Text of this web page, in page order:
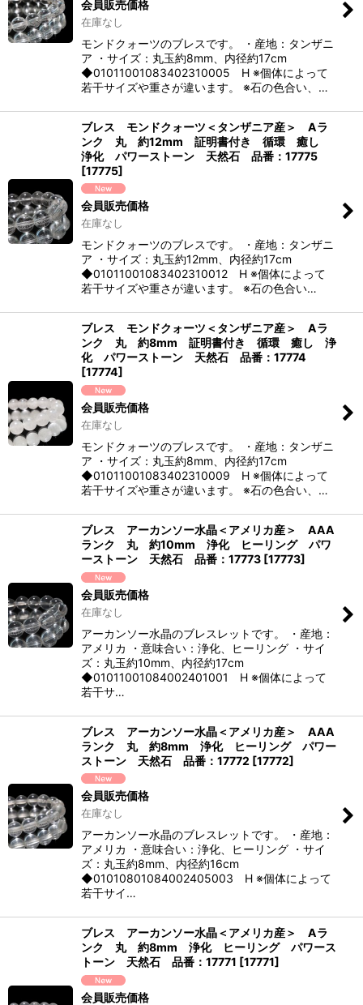
会員販売価格
在庫なし
モンドクォーツのブレスです。 ・産地：タンザニ
ア ・サイズ：丸玉約8mm、内径約17cm
◆01011001083402310005 H ※個体によって
若干サイズや重さが違います。 ※石の色合い、…
ブレス モンドクォーツ＜タンザニア産＞ Aラ
ンク 丸 約12mm 証明書付き 循環 癒し
浄化 パワーストーン 天然石 品番：17775
[17775]
会員販売価格
在庫なし
モンドクォーツのブレスです。 ・産地：タンザニ
ア ・サイズ：丸玉約12mm、内径約17cm
◆01011001083402310012 H ※個体によって
若干サイズや重さが違います。 ※石の色合い…
ブレス モンドクォーツ＜タンザニア産＞ Aラ
ンク 丸 約8mm 証明書付き 循環 癒し 浄
化 パワーストーン 天然石 品番：17774
[17774]
会員販売価格
在庫なし
モンドクォーツのブレスです。 ・産地：タンザニ
ア ・サイズ：丸玉約8mm、内径約17cm
◆01011001083402310009 H ※個体によって
若干サイズや重さが違います。 ※石の色合い、…
ブレス アーカンソー水晶＜アメリカ産＞ AAA
ランク 丸 約10mm 浄化 ヒーリング パワ
ーストーン 天然石 品番：17773 [17773]
会員販売価格
在庫なし
アーカンソー水晶のブレスレットです。 ・産地：
アメリカ ・意味合い：浄化、ヒーリング ・サイ
ズ：丸玉約10mm、内径約17cm
◆01011001084002401001 H ※個体によって
若干サ…
ブレス アーカンソー水晶＜アメリカ産＞ AAA
ランク 丸 約8mm 浄化 ヒーリング パワー
ストーン 天然石 品番：17772 [17772]
会員販売価格
在庫なし
アーカンソー水晶のブレスレットです。 ・産地：
アメリカ ・意味合い：浄化、ヒーリング ・サイ
ズ：丸玉約8mm、内径約16cm
◆01010801084002405003 H ※個体によって
若干サイ…
ブレス アーカンソー水晶＜アメリカ産＞ Aラ
ンク 丸 約8mm 浄化 ヒーリング パワース
トーン 天然石 品番：17771 [17771]
会員販売価格